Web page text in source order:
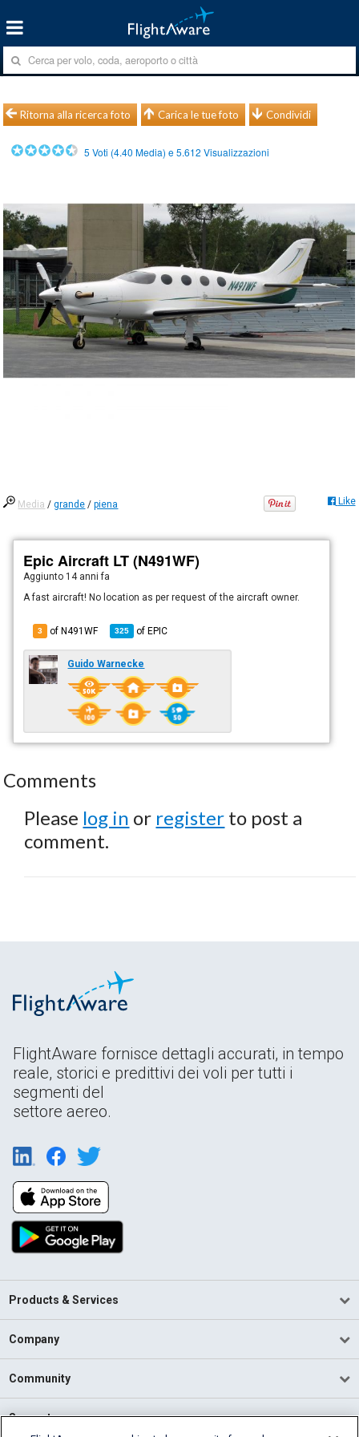
Ritorna alla ricerca foto Carica le tue foto Condividi
5 Voti (4.40 Media) e5.612 Visualizzazioni
Media /grande /piena Like
Epic Aircraft LT (N491WF)
Aggiunto 14 anni fa
A fast aircraft! No location as per request of the aircraft owner.
3 of N491WF 325 ofEPIC
Guido Warnecke
Comments
Please log in or register to post a
comment.
FlightAware fornisce dettagli accurati, in tempo
reale, storici e predittivi dei voli per tutti i
segmenti del
settore aereo.
Products & Services
Company
Community
Support